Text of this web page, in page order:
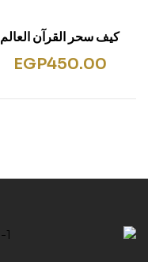
كيف سحر القرآن العالم
EGP450.00